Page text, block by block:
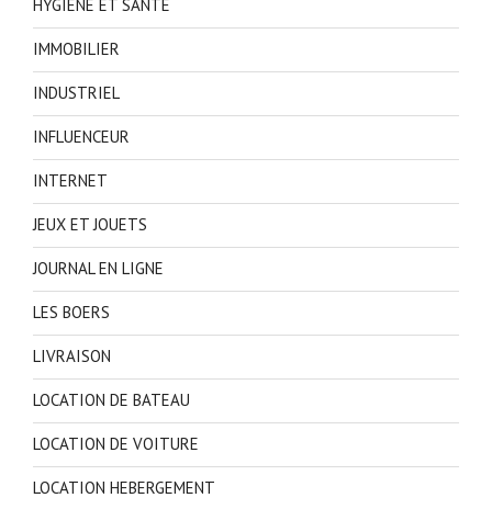
HYGIENE ET SANTE
IMMOBILIER
INDUSTRIEL
INFLUENCEUR
INTERNET
JEUX ET JOUETS
JOURNAL EN LIGNE
LES BOERS
LIVRAISON
LOCATION DE BATEAU
LOCATION DE VOITURE
LOCATION HEBERGEMENT